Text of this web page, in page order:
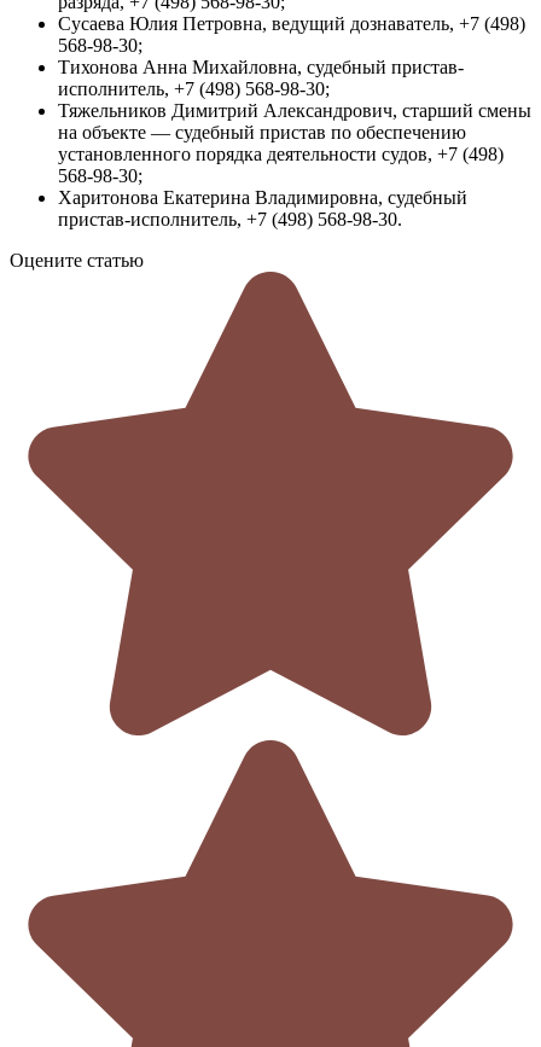
Сусаева Юлия Петровна, ведущий дознаватель, +7 (498)
568-98-30;
Тихонова Анна Михайловна, судебный пристав-
исполнитель, +7 (498) 568-98-30;
Тяжельников Димитрий Александрович, старший смены
на объекте — судебный пристав по обеспечению
установленного порядка деятельности судов, +7 (498)
568-98-30;
Харитонова Екатерина Владимировна, судебный
пристав-исполнитель, +7 (498) 568-98-30.
Оцените статью